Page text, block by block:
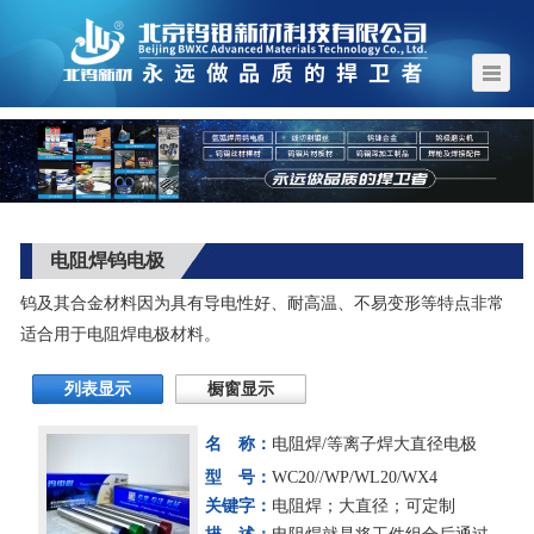
电阻焊钨电极
钨及其合金材料因为具有导电性好、耐高温、不易变形等特点非常
适合用于电阻焊电极材料。
列表显示 橱窗显示
名 称： 电阻焊/等离子焊大直径电极
型 号：WC20//WP/WL20/WX4
关键字： 电阻焊；大直径；可定制